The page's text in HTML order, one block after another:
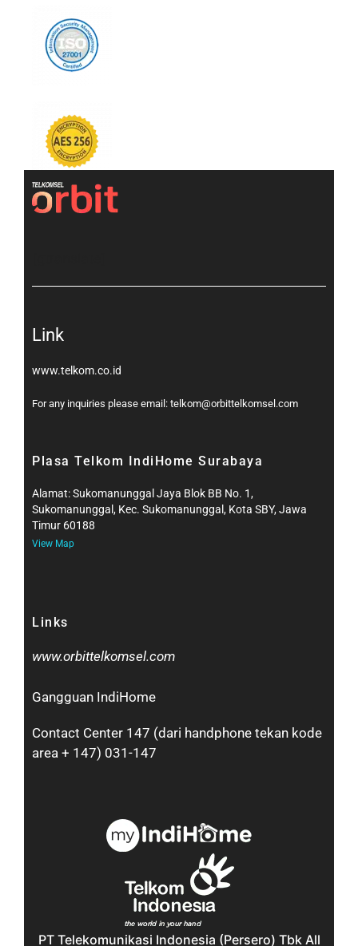
Link
www.telkom.co.id
For any inquiries please email: telkom@orbittelkomsel.com
Plasa Telkom IndiHome Surabaya
Alamat: Sukomanunggal Jaya Blok BB No. 1,
Sukomanunggal, Kec. Sukomanunggal, Kota SBY, Jawa
Timur 60188
View Map
Links
www.orbittelkomsel.com
Gangguan IndiHome
Contact Center 147 (dari handphone tekan kode
area + 147) 031-147
PT Telekomunikasi Indonesia (Persero) Tbk All